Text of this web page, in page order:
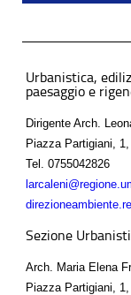
Urbanistica,
paesaggio e
Dirigente Arch.
Piazza Partigiani,
Tel. 0755042826
Sezione
Arch. Maria Elena
Piazza Partigiani,